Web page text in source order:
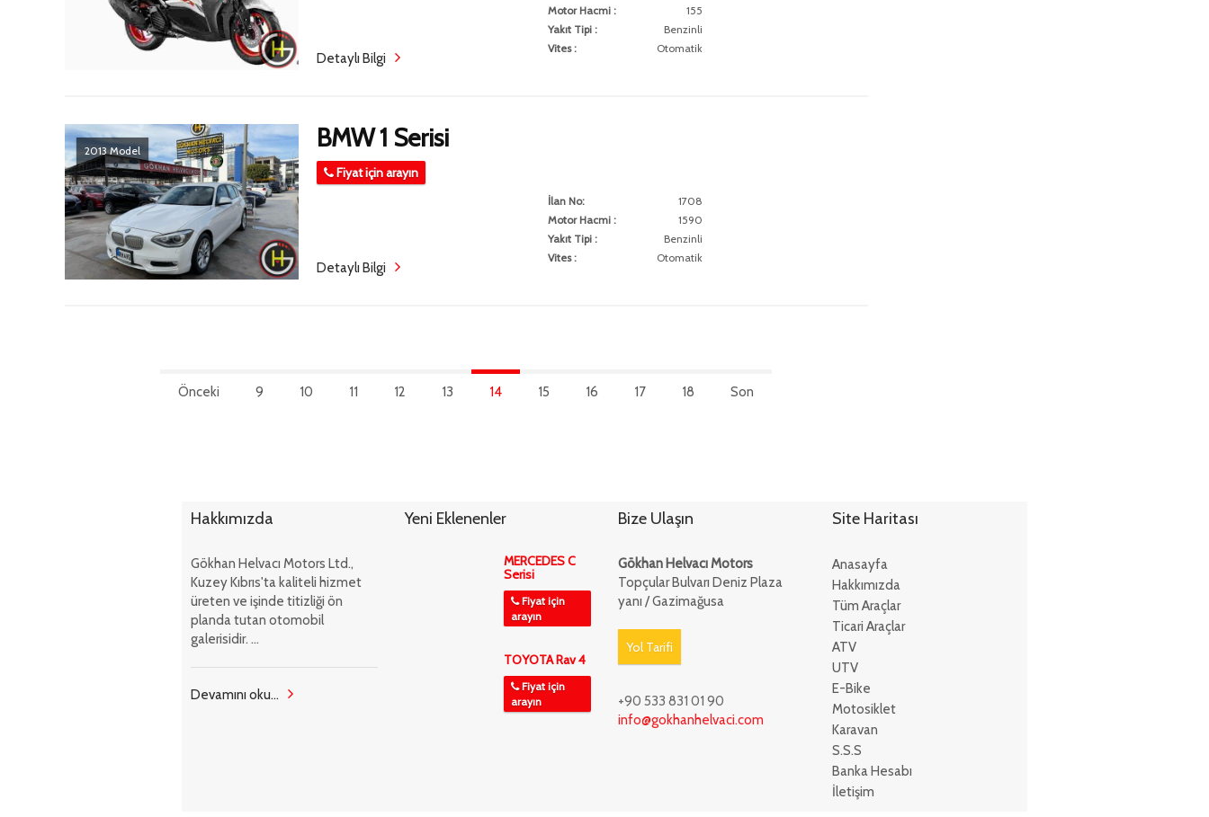
Motor Hacmi :
155
Yakıt Tipi :
Benzinli
Vites :
Otomatik
Detaylı Bilgi
2013 Model BMW 1 Serisi
Fiyat için arayın
İlan No:
1708
Motor Hacmi :
1590
Yakıt Tipi :
Benzinli
Vites :
Otomatik
Detaylı Bilgi
Önceki 9 10 11 12 13 14 15 16 17 18 Son
Hakkımızda
Gökhan Helvacı Motors Ltd.,
Kuzey Kıbrıs'ta kaliteli hizmet
üreten ve işinde titizliği ön
planda tutan otomobil
galerisidir. ...
Devamını oku...
Yeni Eklenenler
MERCEDES C
Serisi
Fiyat için
arayın
TOYOTA Rav 4
Fiyat için
arayın
Bize Ulaşın
Gökhan Helvacı Motors
Topçular Bulvarı Deniz Plaza
yanı / Gazimağusa
Yol Tarifi
+90 533 831 01 90
info@gokhanhelvaci.com
Site Haritası
Anasayfa
Hakkımızda
Tüm Araçlar
Ticari Araçlar
ATV
UTV
E-Bike
Motosiklet
Karavan
S.S.S
Banka Hesabı
İletişim